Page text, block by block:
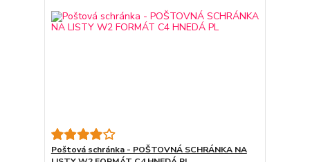
Poštová schránka - POŠTOVNÁ SCHRÁNKA NA